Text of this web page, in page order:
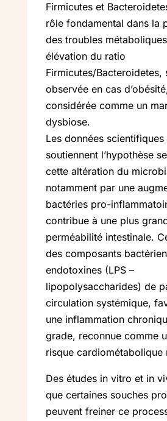
Firmicutes et
rôle fondamental dans la
des troubles
élévation du ratio
Firmicutes/Bacteroidetes,
observée en cas
considérée comme un
dysbiose.
Les données scientifiques
soutiennent l’hypothèse
cette altération du
notamment par une
bactéries pro-
contribue à une plus
perméabilité intestinale.
des composants
endotoxines (LPS –
lipopolysaccharides) de
circulation systémique,
une inflammation
grade, reconnue comme
risque cardiométabolique
Des études in vitro et in
que certaines souches
peuvent freiner ce